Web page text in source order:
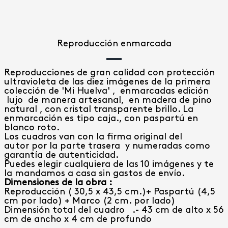
Reproducción enmarcada
Reproducciones de gran calidad con protección
ultravioleta de las diez imágenes de la primera
colección de 'Mi Huelva' , enmarcadas edición
lujo de manera artesanal, en madera de pino
natural , con cristal transparente brillo. La
enmarcación es tipo caja., con paspartú en
blanco roto.
Los cuadros van con la firma original del
autor por la parte trasera y numeradas como
garantía de autenticidad.
Puedes elegir cualquiera de las 10 imágenes y te
la mandamos a casa sin gastos de envío.
Dimensiones de la obra :
Reproducción ( 30,5 x 43,5 cm.)+ Paspartú (4,5
cm por lado) + Marco (2 cm. por lado)
Dimensión total del cuadro .- 43 cm de alto x 56
cm de ancho x 4 cm de profundo